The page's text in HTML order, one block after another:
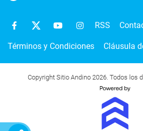
RSS
Términos y Condiciones Cláusula
Copyright Sitio Andino 2026. Todos los